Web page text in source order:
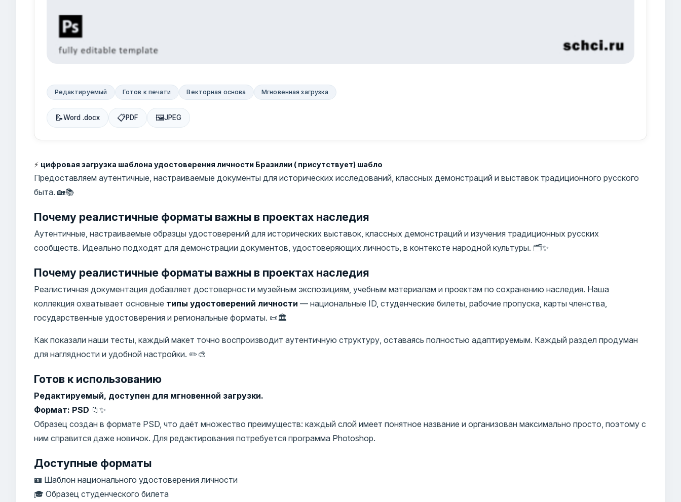
Редактируемый Готов к печати Векторная основа Мгновенная загрузка
📝Word .docx 📋PDF 🖼JPEG
⚡ цифровая загрузка шаблона удостоверения личности Бразилии ( присутствует) шабло
Предоставляем аутентичные, настраиваемые документы для исторических исследований, классных демонстраций и выставок традиционного русского
быта. 🏡📚
Почему реалистичные форматы важны в проектах наследия
Аутентичные, настраиваемые образцы удостоверений для исторических выставок, классных демонстраций и изучения традиционных русских
сообществ. Идеально подходят для демонстрации документов, удостоверяющих личность, в контексте народной культуры. 🗂️✨
Почему реалистичные форматы важны в проектах наследия
Реалистичная документация добавляет достоверности музейным экспозициям, учебным материалам и проектам по сохранению наследия. Наша
коллекция охватывает основные типы удостоверений личности — национальные ID, студенческие билеты, рабочие пропуска, карты членства,
государственные удостоверения и региональные форматы. 📜🏛️
Как показали наши тесты, каждый макет точно воспроизводит аутентичную структуру, оставаясь полностью адаптируемым. Каждый раздел продуман
для наглядности и удобной настройки. ✏️🎨
Готов к использованию
Редактируемый, доступен для мгновенной загрузки.
Формат: PSD 📁✨
Образец создан в формате PSD, что даёт множество преимуществ: каждый слой имеет понятное название и организован максимально просто, поэтому с
ним справится даже новичок. Для редактирования потребуется программа Photoshop.
Доступные форматы
🪪 Шаблон национального удостоверения личности
🎓 Образец студенческого билета